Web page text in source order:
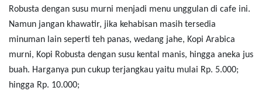
Robusta dengan susu murni menjadi menu unggulan di cafe ini.
Namun jangan khawatir, jika kehabisan masih tersedia
minuman lain seperti teh panas, wedang jahe, Kopi Arabica
murni, Kopi Robusta dengan susu kental manis, hingga aneka jus
buah. Harganya pun cukup terjangkau yaitu mulai Rp. 5.000;
hingga Rp. 10.000;